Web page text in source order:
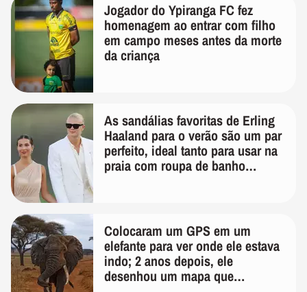
Jogador do Ypiranga FC fez
homenagem ao entrar com filho
em campo meses antes da morte
da criança
As sandálias favoritas de Erling
Haaland para o verão são um par
perfeito, ideal tanto para usar na
praia com roupa de banho
Colocaram um GPS em um
elefante para ver onde ele estava
indo; 2 anos depois, ele
desenhou um mapa que